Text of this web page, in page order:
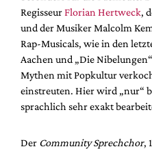
RegisseurFlorian Hertweck,
und der Musiker Malcolm
Rap-Musicals, wie in den
Aachen und „Die
Mythen mit Popkultur
einstreuten. Hier wird „nur“
sprachlich sehr exakt
Der Community Sprechchor,